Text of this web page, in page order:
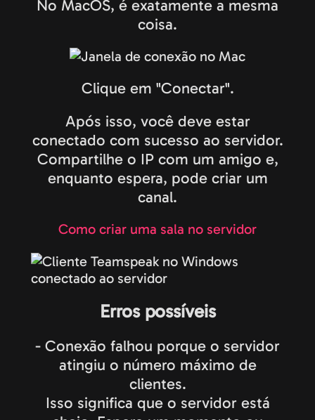
No MacOS, é exatamente a mesma
coisa.
Clique em "Conectar".
Após isso, você deve estar
conectado com sucesso ao servidor.
Compartilhe o IP com um amigo e,
enquanto espera, pode criar um
canal.
Como criar uma sala no servidor
Erros possíveis
- Conexão falhou porque o servidor
atingiu o número máximo de
clientes.
Isso significa que o servidor está